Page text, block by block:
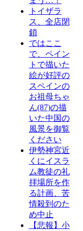
トイザラ
ス、全店閉
鎖
ではここ
で、ペイン
トで描いた
絵が好評の
スペインの
お祖母ちゃ
ん(87)の描
いた中国の
風景を御覧
ください
伊勢神宮近
くにイスラ
ム教徒の礼
拝場所を作
る計画、苦
情殺到のた
め中止
【悲報】小